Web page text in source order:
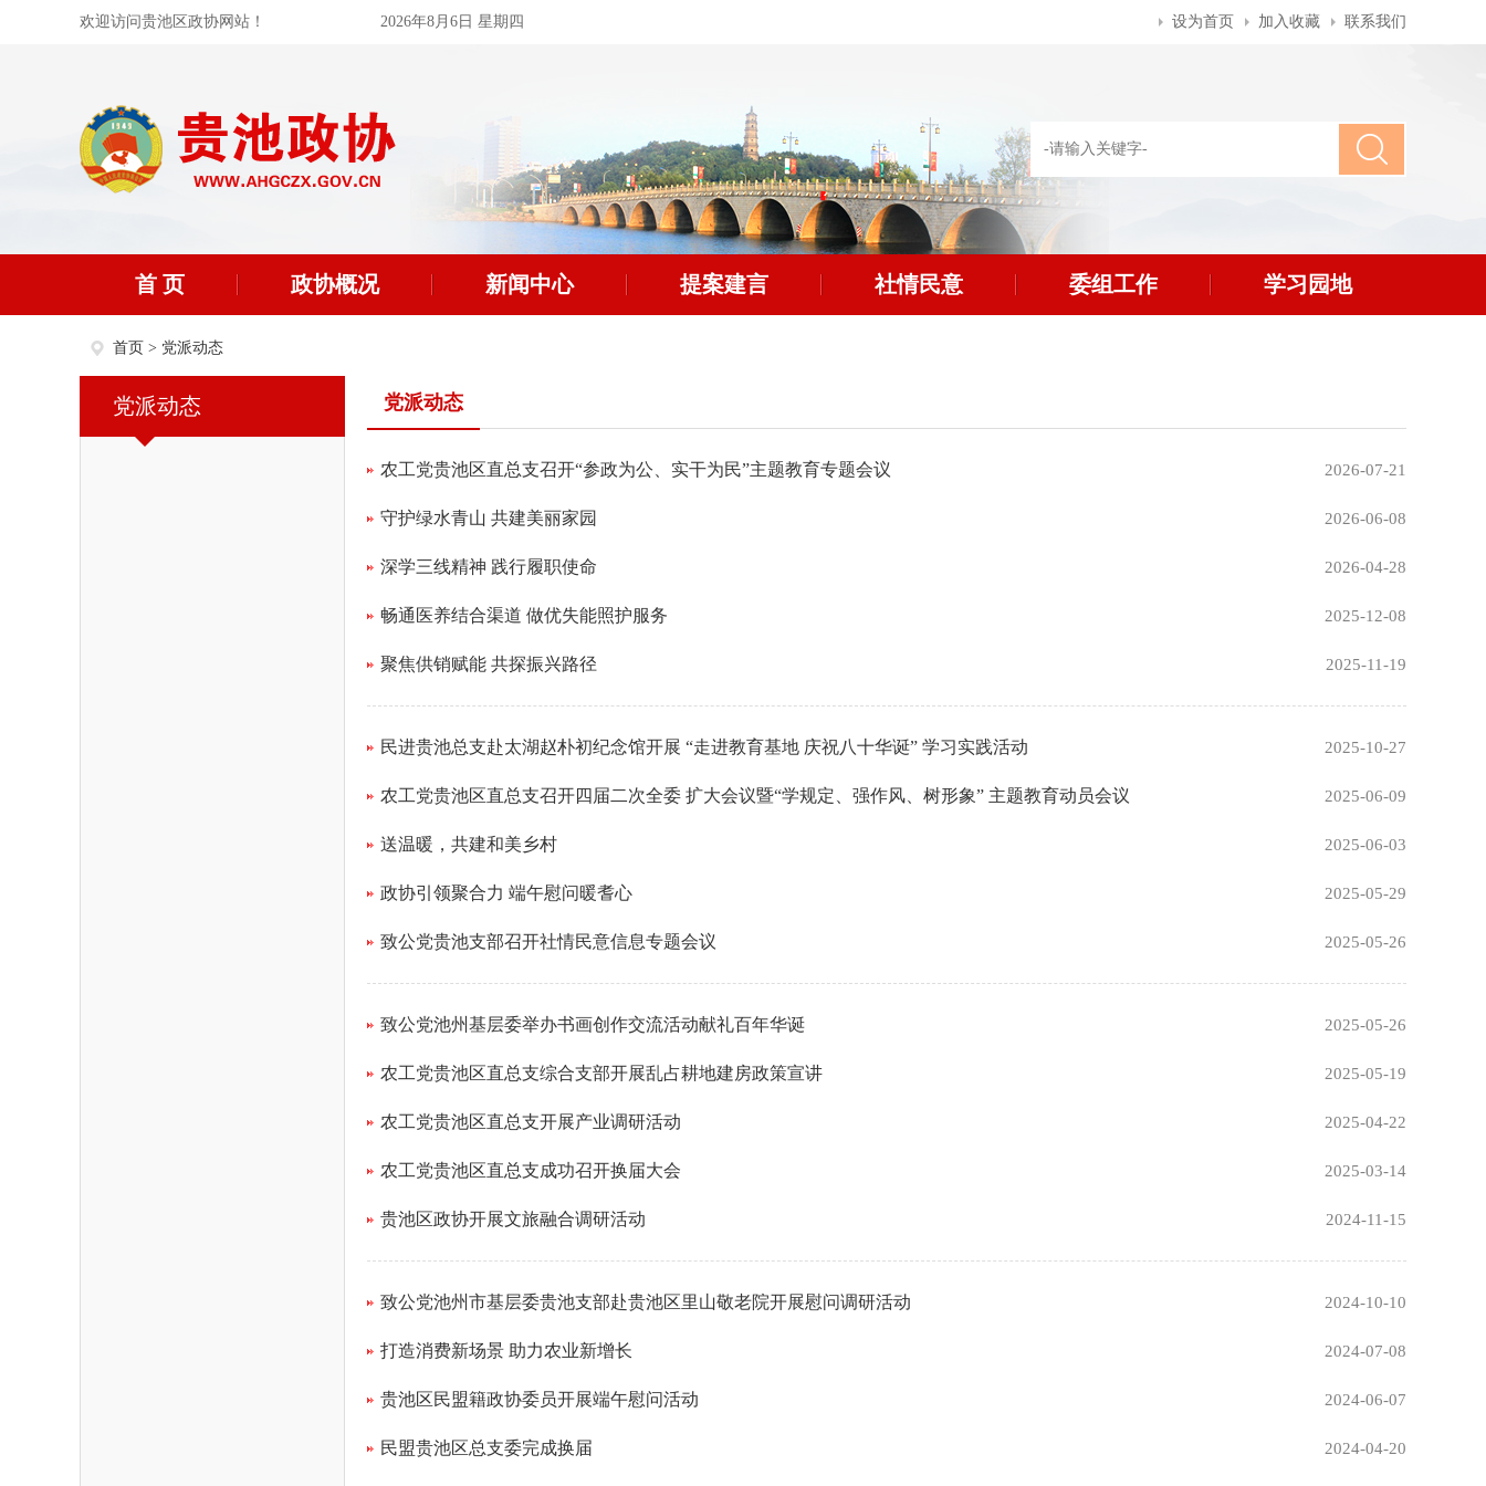
欢迎访问贵池区政协网站！ 2026年8月6日 星期四 设为首页 加入收藏 联系我们
首 页 政协概况 新闻中心 提案建言 社情民意 委组工作 学习园地
首页 > 党派动态
党派动态 党派动态
2026-07-21
农工党贵池区直总支召开“参政为公、实干为民”主题教育专题会议
2026-06-08
守护绿水青山 共建美丽家园
2026-04-28
深学三线精神 践行履职使命
2025-12-08
畅通医养结合渠道 做优失能照护服务
2025-11-19
聚焦供销赋能 共探振兴路径
2025-10-27
民进贵池总支赴太湖赵朴初纪念馆开展 “走进教育基地 庆祝八十华诞” 学习实践活动
2025-06-09
农工党贵池区直总支召开四届二次全委 扩大会议暨“学规定、强作风、树形象” 主题教育动员会议
2025-06-03
送温暖，共建和美乡村
2025-05-29
政协引领聚合力 端午慰问暖耆心
2025-05-26
致公党贵池支部召开社情民意信息专题会议
2025-05-26
致公党池州基层委举办书画创作交流活动献礼百年华诞
2025-05-19
农工党贵池区直总支综合支部开展乱占耕地建房政策宣讲
2025-04-22
农工党贵池区直总支开展产业调研活动
2025-03-14
农工党贵池区直总支成功召开换届大会
2024-11-15
贵池区政协开展文旅融合调研活动
2024-10-10
致公党池州市基层委贵池支部赴贵池区里山敬老院开展慰问调研活动
2024-07-08
打造消费新场景 助力农业新增长
2024-06-07
贵池区民盟籍政协委员开展端午慰问活动
2024-04-20
民盟贵池区总支委完成换届